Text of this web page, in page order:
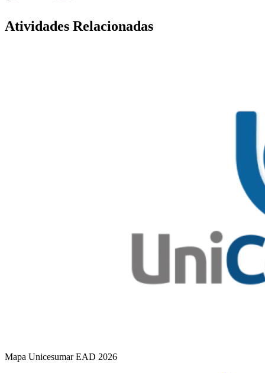
Atividades Relacionadas
Mapa Unicesumar EAD 2026